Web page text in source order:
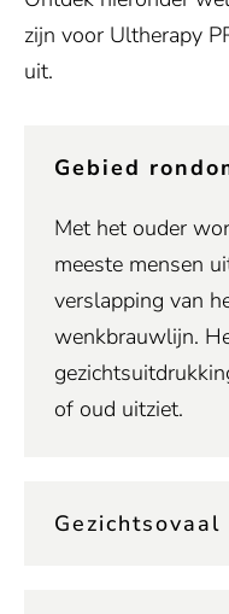
zijn voor Ultherapy
uit.
Gebied
Met het ouder
meeste mensen
verslapping van
wenkbrauwlijn.
of oud uitziet.
Gezichtsovaal